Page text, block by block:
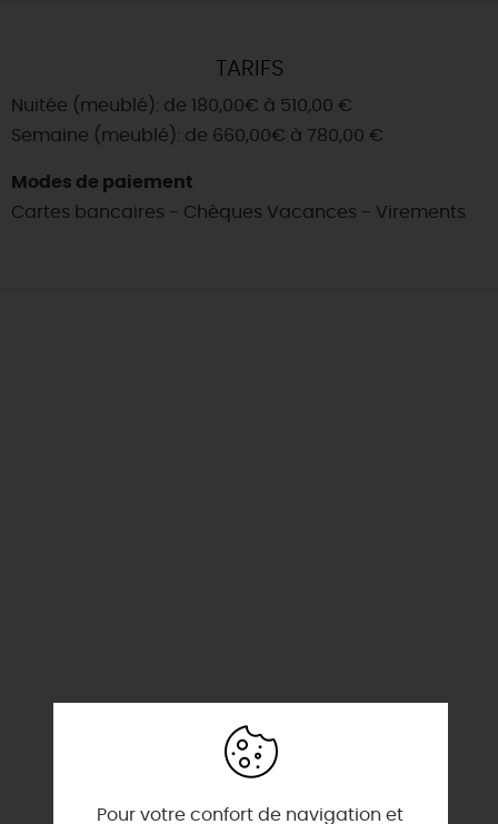
TARIFS
Nuitée (meublé): de 180,00€ à 510,00 €
Semaine (meublé): de 660,00€ à 780,00 €
Modes de paiement
Cartes bancaires - Chèques Vacances - Virements
Pour votre confort de navigation et